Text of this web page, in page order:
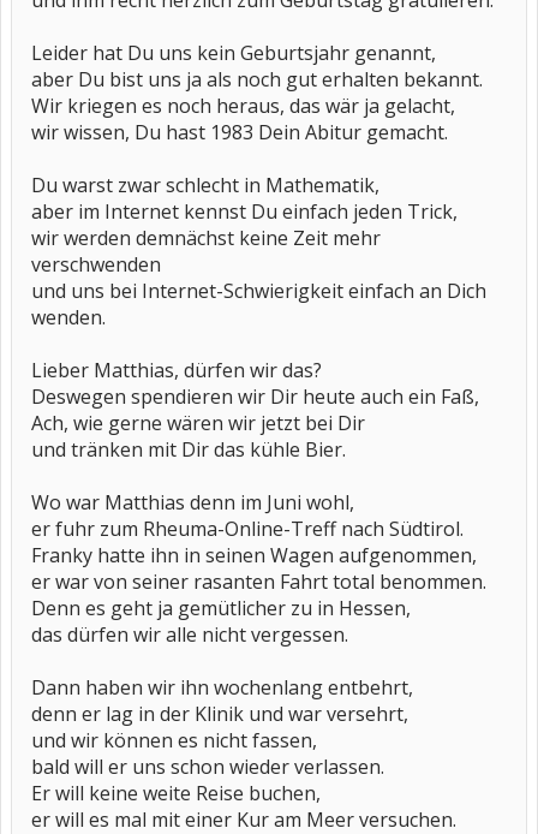
Leider hat Du uns kein Geburtsjahr genannt,
aber Du bist uns ja als noch gut erhalten bekannt.
Wir kriegen es noch heraus, das wär ja gelacht,
wir wissen, Du hast 1983 Dein Abitur gemacht.
Du warst zwar schlecht in Mathematik,
aber im Internet kennst Du einfach jeden Trick,
wir werden demnächst keine Zeit mehr
verschwenden
und uns bei Internet-Schwierigkeit einfach an Dich
wenden.
Lieber Matthias, dürfen wir das?
Deswegen spendieren wir Dir heute auch ein Faß,
Ach, wie gerne wären wir jetzt bei Dir
und tränken mit Dir das kühle Bier.
Wo war Matthias denn im Juni wohl,
er fuhr zum Rheuma-Online-Treff nach Südtirol.
Franky hatte ihn in seinen Wagen aufgenommen,
er war von seiner rasanten Fahrt total benommen.
Denn es geht ja gemütlicher zu in Hessen,
das dürfen wir alle nicht vergessen.
Dann haben wir ihn wochenlang entbehrt,
denn er lag in der Klinik und war versehrt,
und wir können es nicht fassen,
bald will er uns schon wieder verlassen.
Er will keine weite Reise buchen,
er will es mal mit einer Kur am Meer versuchen.